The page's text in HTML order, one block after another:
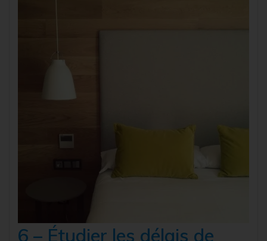
6 – Étudier les délais de